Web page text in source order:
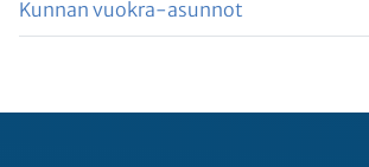
Kunnan vuokra-asunnot